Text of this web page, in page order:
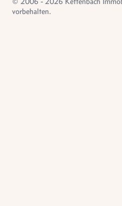
vorbehalten.